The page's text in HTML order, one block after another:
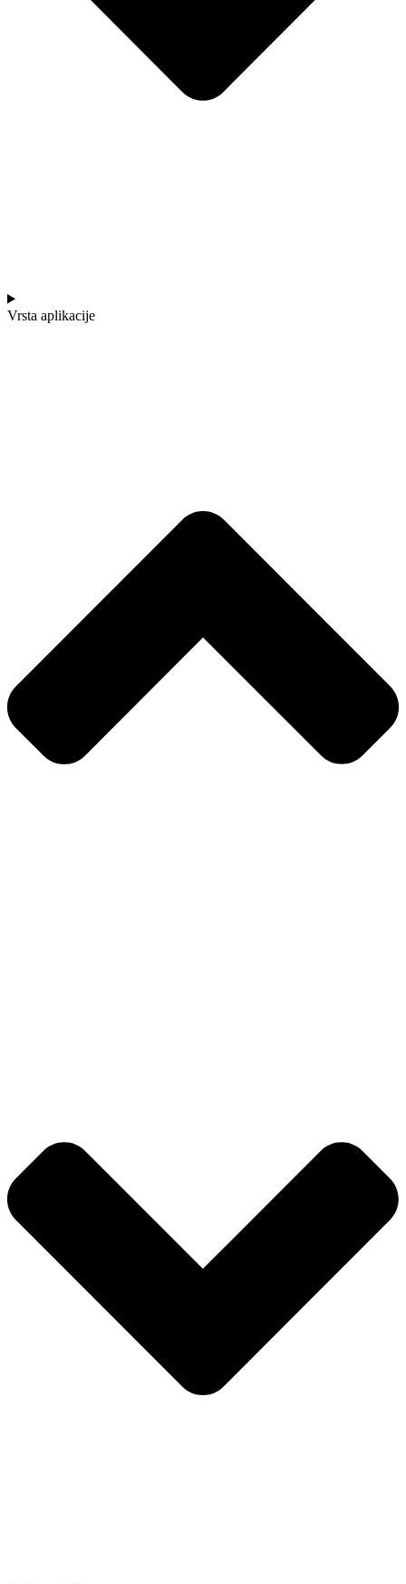
Vrsta aplikacije